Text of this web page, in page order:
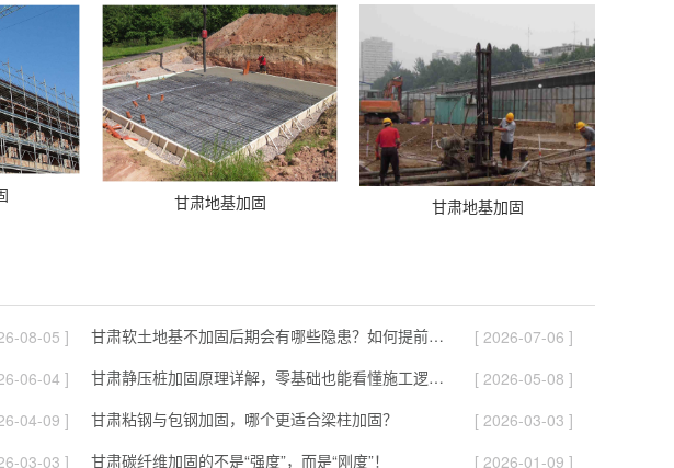
甘肃地基加固 甘肃地基加固
08-05 ] 甘肃软土地基不加固后期会有哪些隐患？如何提前预防！
[ 2026-07-06 ]
06-04 ] 甘肃静压桩加固原理详解，零基础也能看懂施工逻辑！
[ 2026-05-08 ]
04-09 ] 甘肃粘钢与包钢加固，哪个更适合梁柱加固？
[ 2026-03-03 ]
03-03 ] 甘肃碳纤维加固的不是“强度”，而是“刚度”！ [ 2026-01-09 ]